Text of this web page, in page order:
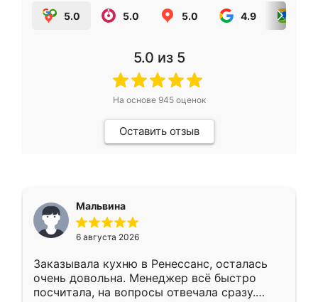
5.0 5.0 5.0 4.9
5.0 из 5
На основе 945оценок
Оставить отзыв
Мальвина
6 августа 2026
Заказывала кухню в Ренессанс, осталась
очень довольна. Менеджер всё быстро
посчитала, на вопросы отвечала сразу.